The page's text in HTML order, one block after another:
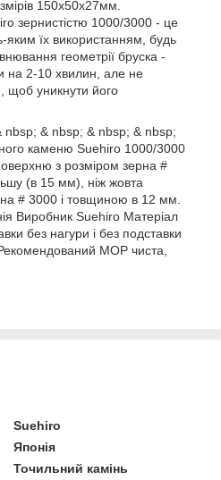
150х50х27мм.
зернистістю 1000/3000 - це
яким їх використанням, будь
геометрії бруска -
на 2-10 хвилин, але не
щоб уникнути його
& nbsp; & nbsp; & nbsp;
каменю Suehiro 1000/3000
з розміром зерна #
(в 15 мм), ніж жовта
# 3000 і товщиною в 12 мм.
Виробник Suehiro Матеріал
без нагури і без подставки
МОР чиста,
Suehiro
Японія
Точильний камінь